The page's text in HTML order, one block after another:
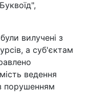
вилучені з
а суб'єктам
ведення
порушенням